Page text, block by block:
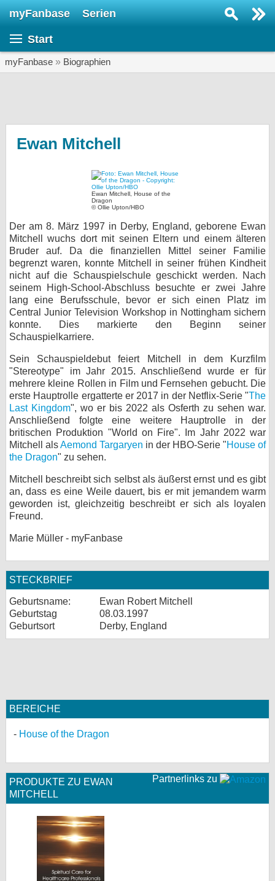
myFanbase Serien
Start
myFanbase » Biographien
Ewan Mitchell
Ewan Mitchell, House of the
Dragon
© Ollie Upton/HBO
Der am 8. März 1997 in Derby, England, geborene Ewan
Mitchell wuchs dort mit seinen Eltern und einem älteren
Bruder auf. Da die finanziellen Mittel seiner Familie
begrenzt waren, konnte Mitchell in seiner frühen Kindheit
nicht auf die Schauspielschule geschickt werden. Nach
seinem High-School-Abschluss besuchte er zwei Jahre
lang eine Berufsschule, bevor er sich einen Platz im
Central Junior Television Workshop in Nottingham sichern
konnte. Dies markierte den Beginn seiner
Schauspielkarriere.
Sein Schauspieldebut feiert Mitchell in dem Kurzfilm
"Stereotype" im Jahr 2015. Anschließend wurde er für
mehrere kleine Rollen in Film und Fernsehen gebucht. Die
erste Hauptrolle ergatterte er 2017 in der Netflix-Serie "The
Last Kingdom", wo er bis 2022 als Osferth zu sehen war.
Anschließend folgte eine weitere Hauptrolle in der
britischen Produktion "World on Fire". Im Jahr 2022 war
Mitchell alsAemond Targaryen in der HBO-Serie "House of
the Dragon" zu sehen.
Mitchell beschreibt sich selbst als äußerst ernst und es gibt
an, dass es eine Weile dauert, bis er mit jemandem warm
geworden ist, gleichzeitig beschreibt er sich als loyalen
Freund.
Marie Müller - myFanbase
STECKBRIEF
Geburtsname:
Ewan Robert Mitchell
Geburtstag
08.03.1997
Geburtsort
Derby, England
BEREICHE
House of the Dragon
Partnerlinks zu
PRODUKTE ZU EWAN
MITCHELL
KULTUR
Specials
Gewinnspiele
Forum
bei X
bei Facebook
Kontakt
Nutzungsbedingungen
Datenschutz
Cookie-Einstellungen
Desktop-Ansicht
myFanbase